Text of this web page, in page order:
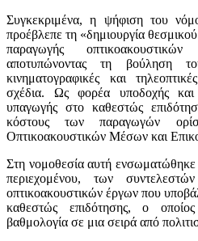
Συγκεκριμένα, η ψήφιση του
προέβλεπε τη «δημιουργία
παραγωγής
αποτυπώνοντας τη βούληση
κινηματογραφικές και
σχέδια. Ως φορέα υποδοχής και
υπαγωγής στο καθεστώς
κόστους των παραγωγών
Οπτικοακουστικών Μέσων και
Στη νομοθεσία αυτή ενσωματώθηκε
περιεχομένου, των
οπτικοακουστικών έργων που
καθεστώς επιδότησης, ο
βαθμολογία σε μια σειρά από